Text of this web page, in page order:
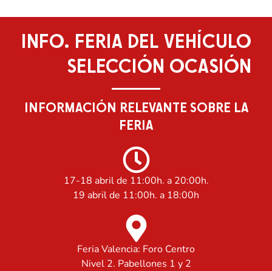
INFO. FERIA DEL VEHÍCULO
SELECCIÓN OCASIÓN
INFORMACIÓN RELEVANTE SOBRE LA
FERIA
17-18 abril de 11:00h. a 20:00h.
19 abril de 11:00h. a 18:00h
Feria Valencia: Foro Centro
Nivel 2. Pabellones 1 y 2